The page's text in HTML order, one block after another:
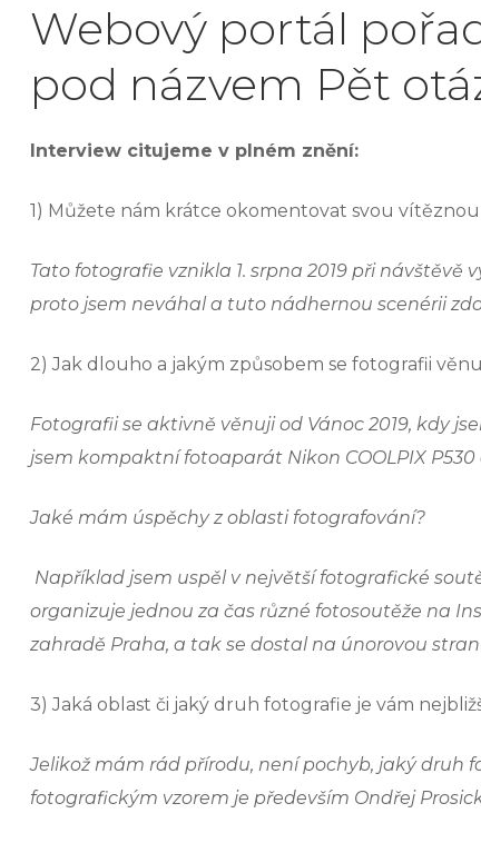
Webový portál
pod názvem Pět
Interview citujeme v plném znění:
1) Můžete nám krátce okomentovat svou
Tato fotografie vznikla 1. srpna 2019 při
proto jsem neváhal a tuto nádhernou scenérii
2) Jak dlouho a jakým způsobem se fotografii
Fotografii se aktivně věnuji od Vánoc 2019, kdy
jsem kompaktní fotoaparát Nikon COOLPIX
Jaké mám úspěchy z oblasti fotografování?
Například jsem uspěl v největší fotografické
organizuje jednou za čas různé fotosoutěže na
zahradě Praha, a tak se dostal na únorovou
3) Jaká oblast či jaký druh fotografie je vám
Jelikož mám rád přírodu, není pochyb, jaký druh
fotografickým vzorem je především Ondřej